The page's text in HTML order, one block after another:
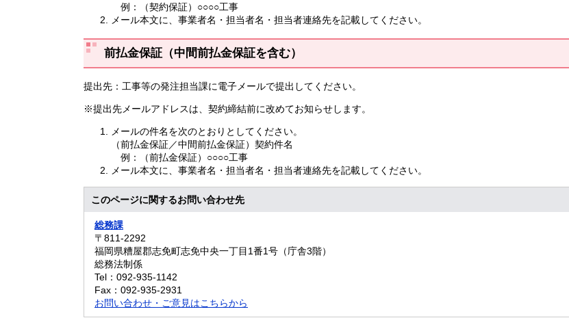
例：（契約保証）○○○○工事
メール本文に、事業者名・担当者名・担当者連絡先を記載してください。
前払金保証（中間前払金保証を含む）
提出先：工事等の発注担当課に電子メールで提出してください。
※提出先メールアドレスは、契約締結前に改めてお知らせします。
メールの件名を次のとおりとしてください。
（前払金保証／中間前払金保証）契約件名
例：（前払金保証）○○○○工事
メール本文に、事業者名・担当者名・担当者連絡先を記載してください。
このページに関するお問い合わせ先
総務課
〒811-2292
福岡県糟屋郡志免町志免中央一丁目1番1号（庁舎3階）
総務法制係
Tel：092-935-1142
Fax：092-935-2931
お問い合わせ・ご意見はこちらから